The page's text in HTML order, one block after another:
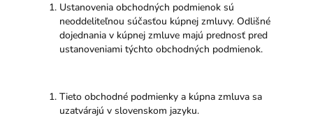
Ustanovenia obchodných podmienok sú
neoddeliteľnou súčasťou kúpnej zmluvy. Odlišné
dojednania v kúpnej zmluve majú prednosť pred
ustanoveniami týchto obchodných podmienok.
Tieto obchodné podmienky a kúpna zmluva sa
uzatvárajú v slovenskom jazyku.